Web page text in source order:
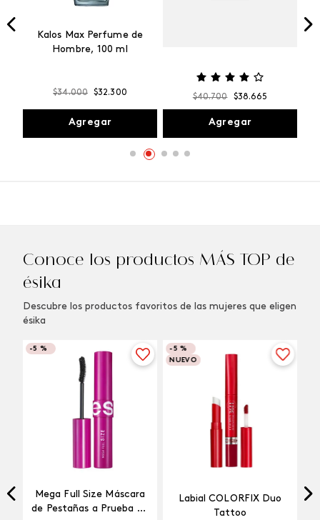
Kalos Max Perfume de
Hombre, 100 ml
$34.000 $32.300
Agregar
$40.700 $38.665
Agregar
Conoce los productos MÁS TOP de
ésika
Descubre los productos favoritos de las mujeres que eligen
ésika
-5 %
Mega Full Size Máscara
de Pestañas a Prueba de
-5 %
NUEVO
Labial COLORFIX Duo
Tattoo